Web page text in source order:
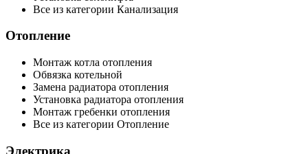
Все из категории Канализация
Отопление
Монтаж котла отопления
Обвязка котельной
Замена радиатора отопления
Установка радиатора отопления
Монтаж гребенки отопления
Все из категории Отопление
Электрика